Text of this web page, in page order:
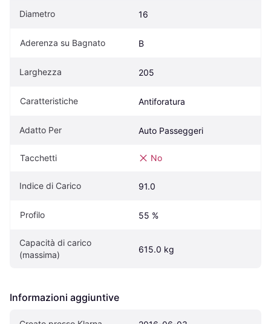
Diametro 16
Aderenza su Bagnato B
Larghezza 205
Caratteristiche Antiforatura
Adatto Per Auto Passeggeri
Tacchetti No
Indice di Carico 91.0
Profilo 55 %
Capacità di carico
(massima)
615.0 kg
Informazioni aggiuntive